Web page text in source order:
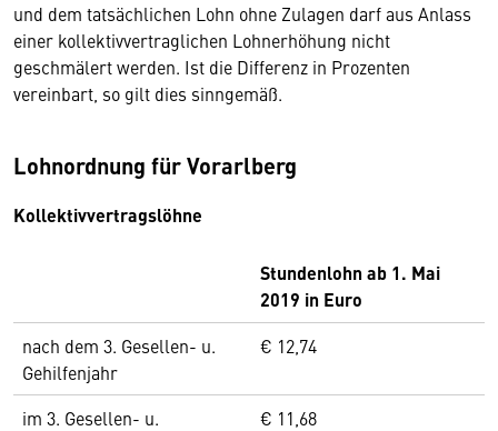
und dem tatsächlichen Lohn ohne Zulagen darf aus Anlass
einer kollektivvertraglichen Lohnerhöhung nicht
geschmälert werden. Ist die Differenz in Prozenten
vereinbart, so gilt dies sinngemäß.
Lohnordnung für Vorarlberg
Kollektivvertragslöhne
Stundenlohn ab 1. Mai
2019 in Euro
nach dem 3. Gesellen- u.
Gehilfenjahr
€ 12,74
im 3. Gesellen- u.
€ 11,68